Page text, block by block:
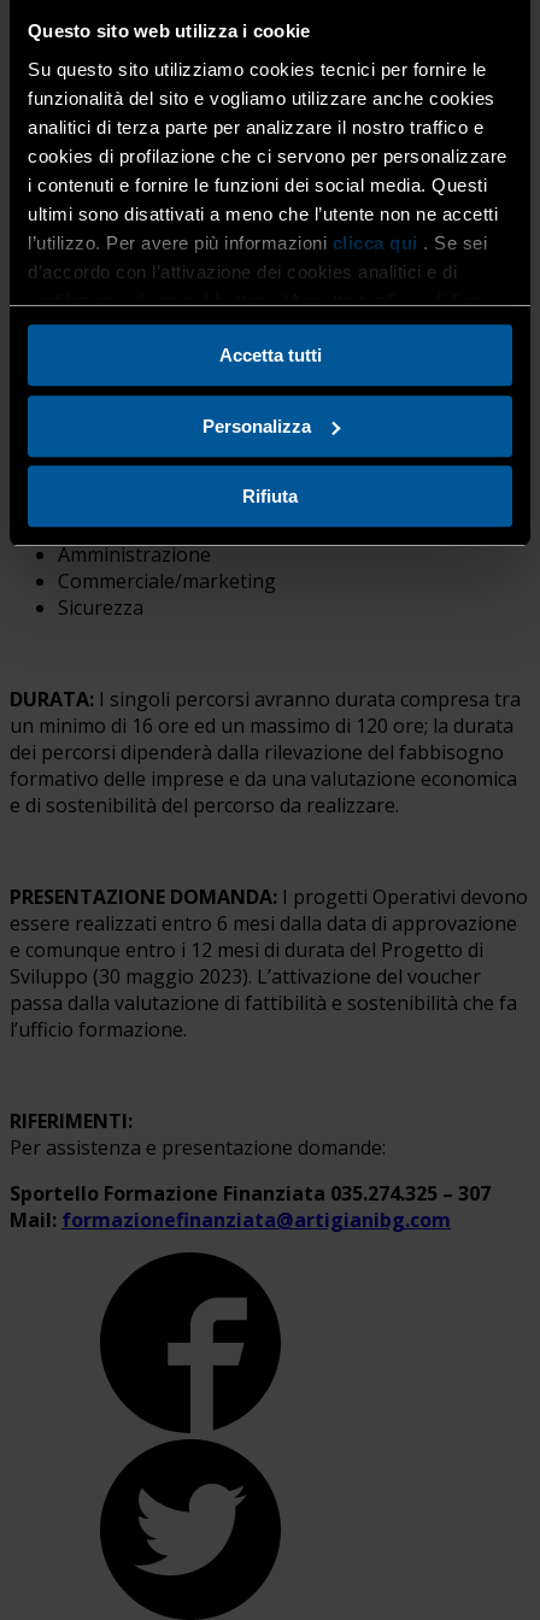
Questo sito web utilizza i cookie
Su questo sito utilizziamo cookies tecnici per fornire le
funzionalità del sito e vogliamo utilizzare anche cookies
analitici di terza parte per analizzare il nostro traffico e
cookies di profilazione che ci servono per personalizzare
i contenuti e fornire le funzioni dei social media. Questi
ultimi sono disattivati a meno che l’utente non ne accetti
l’utilizzo. Per avere più informazioni clicca qui . Se sei
d’accordo con l’attivazione dei cookies analitici e di
profilazione clicca sul bottone “Accetta tutti” qui di fianco.
Accetta tutti
Personalizza
Rifiuta
TIPO AGEVOLAZIONE:
Contributo massimo per ciascun Progetto Operativo:
25.000 euro
Contributo massimo per singola impresa beneficiaria:
13.000 euro.
Il contributo sarà erogato in forma di voucher.
l’attivazione dei voucher per i percorsi di formazione che
rientrano entro determinate categorie:
Digitalizzazione dei processi aziendali
Risorse umane e innovazione organizzativa
Logistica e magazzino
Industria e artigianato 4.0
Ricerca e sviluppo
Amministrazione
Commerciale/marketing
Sicurezza
DURATA: I singoli percorsi avranno durata compresa tra
un minimo di 16 ore ed un massimo di 120 ore; la durata
dei percorsi dipenderà dalla rilevazione del fabbisogno
formativo delle imprese e da una valutazione economica
e di sostenibilità del percorso da realizzare.
PRESENTAZIONE DOMANDA: I progetti Operativi devono
essere realizzati entro 6 mesi dalla data di approvazione
e comunque entro i 12 mesi di durata del Progetto di
Sviluppo (30 maggio 2023). L’attivazione del voucher
passa dalla valutazione di fattibilità e sostenibilità che fa
l’ufficio formazione.
RIFERIMENTI:
Per assistenza e presentazione domande:
Sportello Formazione Finanziata 035.274.325 – 307
Mail: formazionefinanziata@artigianibg.com